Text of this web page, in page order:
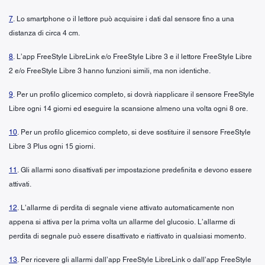
7. Lo smartphone o il lettore può acquisire i dati dal sensore fino a una
distanza di circa 4 cm.
8. L’app FreeStyle LibreLink e/o FreeStyle Libre 3 e il lettore FreeStyle Libre
2 e/o FreeStyle Libre 3 hanno funzioni simili, ma non identiche.
9. Per un profilo glicemico completo, si dovrà riapplicare il sensore FreeStyle
Libre ogni 14 giorni ed eseguire la scansione almeno una volta ogni 8 ore.
10. Per un profilo glicemico completo, si deve sostituire il sensore FreeStyle
Libre 3 Plus ogni 15 giorni.
11 . Gli allarmi sono disattivati per impostazione predefinita e devono essere
attivati.
12. L’allarme di perdita di segnale viene attivato automaticamente non
appena si attiva per la prima volta un allarme del glucosio. L’allarme di
perdita di segnale può essere disattivato e riattivato in qualsiasi momento.
13. Per ricevere gli allarmi dall’app FreeStyle LibreLink o dall’app FreeStyle